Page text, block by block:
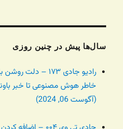
سال‌ها پیش در چنین روزی
رادیو جادی ۱۷۳ –
خاطر هوش مصنوعی تا خبر
(آگوست 06, 2024)